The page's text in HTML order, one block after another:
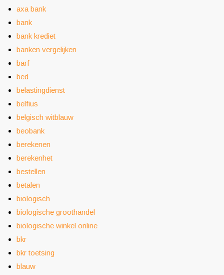
axa bank
bank
bank krediet
banken vergelijken
barf
bed
belastingdienst
belfius
belgisch witblauw
beobank
berekenen
berekenhet
bestellen
betalen
biologisch
biologische groothandel
biologische winkel online
bkr
bkr toetsing
blauw